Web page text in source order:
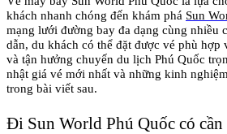
khách nhanh chóng đến khám phá Sun
mạng lưới đường bay đa dạng cùng nhiều
dẫn, du khách có thể đặt được vé phù hợp
và tận hưởng chuyến du lịch Phú Quốc
nhật giá vé mới nhất và những kinh
trong bài viết sau.
Đi Sun World Phú Quốc có cần